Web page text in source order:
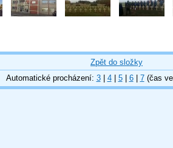
Zpět do složky
Automatické procházení: 3| 4| 5| 6| 7(čas ve